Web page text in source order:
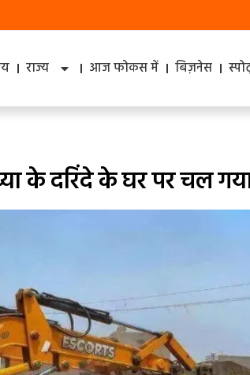
राज्य आज फोकस में बिज़नेस
के दरिंदे के घर पर चल